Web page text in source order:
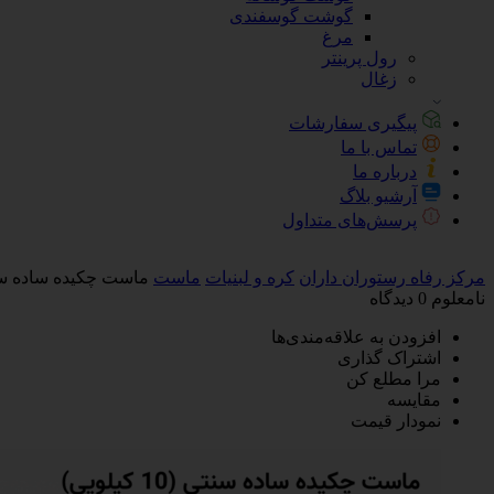
گوشت گوسفندی
مرغ
رول پرینتر
زغال
پیگیری سفارشات
تماس با ما
درباره ما
آرشیو بلاگ
پرسش‌های متداول
مرکز رفاه رستوران داران کره و لبنیات ماست ماست چکیده ساده سنتی
نامعلوم 0 دیدگاه
افزودن به علاقه‌مندی‌ها
اشتراک گذاری
مرا مطلع کن
مقایسه
نمودار قیمت